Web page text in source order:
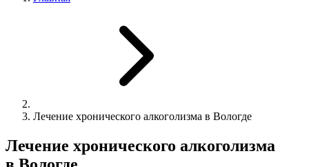
Лечение хронического алкоголизма в Вологде
Лечение хронического алкоголизма